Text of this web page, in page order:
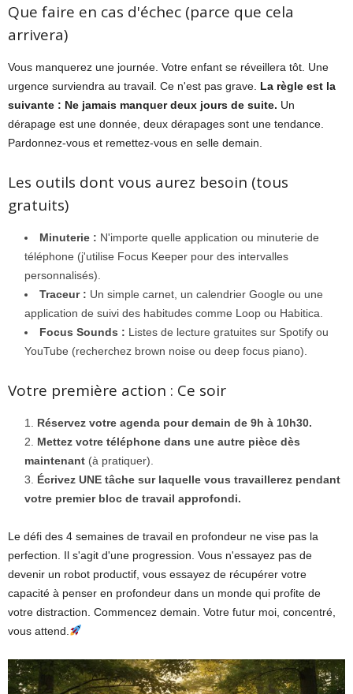
Que faire en cas d'échec (parce que cela
arrivera)
Vous manquerez une journée. Votre enfant se réveillera tôt. Une
urgence surviendra au travail. Ce n'est pas grave. La règle est la
suivante : Ne jamais manquer deux jours de suite. Un
dérapage est une donnée, deux dérapages sont une tendance.
Pardonnez-vous et remettez-vous en selle demain.
Les outils dont vous aurez besoin (tous
gratuits)
Minuterie : N'importe quelle application ou minuterie de
téléphone (j'utilise Focus Keeper pour des intervalles
personnalisés).
Traceur : Un simple carnet, un calendrier Google ou une
application de suivi des habitudes comme Loop ou Habitica.
Focus Sounds : Listes de lecture gratuites sur Spotify ou
YouTube (recherchez brown noise ou deep focus piano).
Votre première action : Ce soir
Réservez votre agenda pour demain de 9h à 10h30.
Mettez votre téléphone dans une autre pièce dès
maintenant (à pratiquer).
Écrivez UNE tâche sur laquelle vous travaillerez pendant
votre premier bloc de travail approfondi.
Le défi des 4 semaines de travail en profondeur ne vise pas la
perfection. Il s'agit d'une progression. Vous n'essayez pas de
devenir un robot productif, vous essayez de récupérer votre
capacité à penser en profondeur dans un monde qui profite de
votre distraction. Commencez demain. Votre futur moi, concentré,
vous attend.